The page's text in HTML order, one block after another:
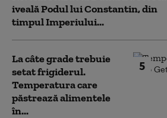
iveală Podul lui Constantin, din
timpul Imperiului...
5
La câte grade trebuie
setat frigiderul.
Temperatura care
păstrează alimentele
în...